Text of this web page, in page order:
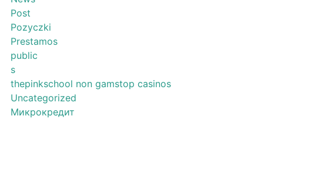
Post
Pozyczki
Prestamos
public
s
thepinkschool non gamstop casinos
Uncategorized
Микрокредит